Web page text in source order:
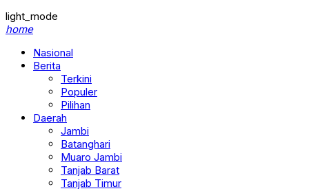
light_mode
home
Nasional
Berita
Terkini
Populer
Pilihan
Daerah
Jambi
Batanghari
Muaro Jambi
Tanjab Barat
Tanjab Timur